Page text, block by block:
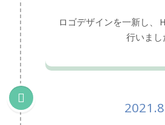
ロゴデザインを一新し、
行いまし